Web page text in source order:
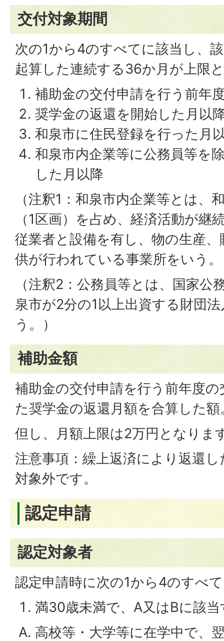
交付対象期間
次の1から4のすべてに該当し、
起算した連続する36か月が上限
補助金の交付申請を行う前年
奨学金の返還を開始した月以
和泉市に住民登録を行った月
和泉市内企業等に公務員等を
した月以降
（注釈1：和泉市内企業等とは、
（1区画）を占め、経済活動が継
従業者と設備を有し、物の生産
供が行われている事業所をいう
（注釈2：公務員等とは、国家公
泉市が2分の1以上出資する財団
う。）
補助金額
補助金の交付申請を行う前年度
た奨学金の返還月額を合算した額
但し、月額上限は2万円となりま
注意事項：繰上返済により返還
対象外です。
認定申請
認定対象者
認定申請時に次の1から4のすべ
満30歳未満で、A又はBに該
高校等・大学等に在学中で、